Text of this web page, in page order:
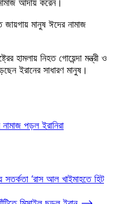
মানুষ ঈদের নামাজ
হামলায় নিহত গোয়েন্দা মন্ত্রী ও
ইরানের সাধারণ মানুষ।
পড়ল ইরানিরা
সতর্কতা ‘রাস আল খাইমাহতে হিট